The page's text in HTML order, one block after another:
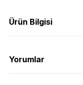
Ürün Bilgisi
Yorumlar